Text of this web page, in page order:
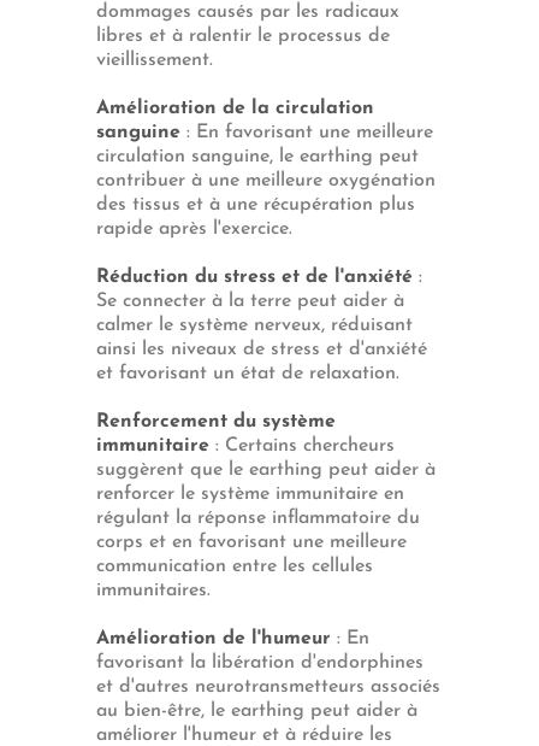
dommages causés par les radicaux
libres et à ralentir le processus de
vieillissement.
Amélioration de la circulation
sanguine : En favorisant une meilleure
circulation sanguine, le earthing peut
contribuer à une meilleure oxygénation
des tissus et à une récupération plus
rapide après l'exercice.
Réduction du stress et de l'anxiété :
Se connecter à la terre peut aider à
calmer le système nerveux, réduisant
ainsi les niveaux de stress et d'anxiété
et favorisant un état de relaxation.
Renforcement du système
immunitaire : Certains chercheurs
suggèrent que le earthing peut aider à
renforcer le système immunitaire en
régulant la réponse inflammatoire du
corps et en favorisant une meilleure
communication entre les cellules
immunitaires.
Amélioration de l'humeur : En
favorisant la libération d'endorphines
et d'autres neurotransmetteurs associés
au bien-être, le earthing peut aider à
améliorer l'humeur et à réduire les